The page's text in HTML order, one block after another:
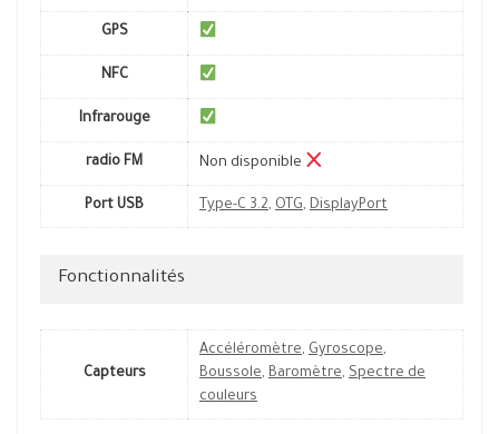
GPS
NFC
Infrarouge
radio FM Non disponible
Port USB Type-C 3.2, OTG, DisplayPort
Fonctionnalités
Capteurs
Accéléromètre, Gyroscope,
Boussole, Baromètre, Spectre de
couleurs